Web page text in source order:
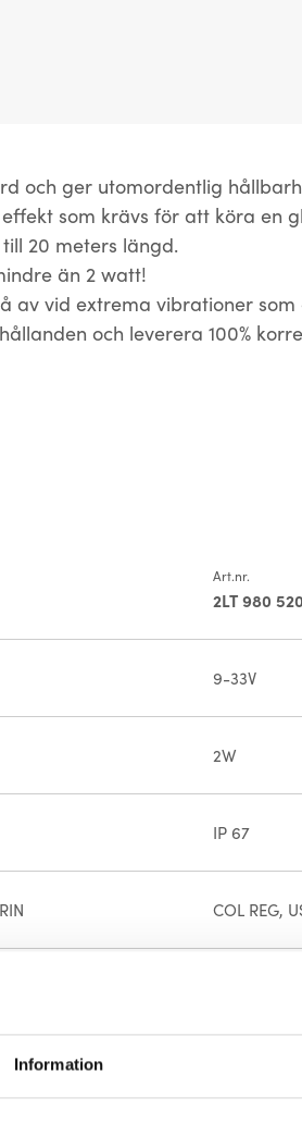
Information
och ger utomordentlig
som krävs för att köra en
20 meters längd.
än 2 watt!
av vid extrema vibrationer
och leverera 100%
Art.nr.
2LT 980
9-33V
2W
IP 67
COL REG,